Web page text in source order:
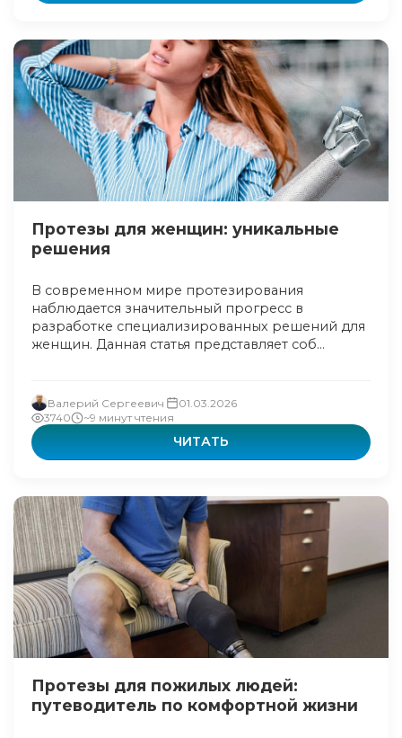
Протезы для женщин: уникальные
решения
В современном мире протезирования
наблюдается значительный прогресс в
разработке специализированных решений для
женщин. Данная статья представляет соб...
Валерий Сергеевич
01.03.2026
3740
~9 минут чтения
ЧИТАТЬ
Протезы для пожилых людей:
путеводитель по комфортной жизни